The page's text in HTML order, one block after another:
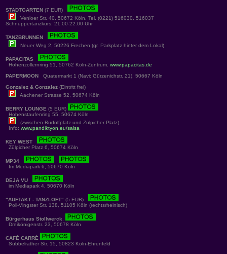
STADTGARTEN (7 EUR)
Venloer Str. 40, 50672 Köln, Tel. (0221) 516030, 516037
Schnuppertanzkurs: 21.00-22.00 Uhr
TANZBRUNNEN
Neuer Weg 2, 50226 Frechen (gr. Parkplatz hinter dem Lokal)
PAPACITAS
Hohenzollernring 51, 50762 Köln-Zentrum. www.papacitas.de
PAPERMOON Quatermarkt 1 (Navi: Gürzenichstr. 21), 50667 Köln
Gonzalez & Gonzalez (Eintritt frei)
Aachener Strasse 52, 50674 Köln
BERRY LOUNGE (5 EUR)
Hohenstaufenring 55, 50674 Köln
(zwischen Rudolfplatz und Zülpicher Platz)
Info: www.pandiktyon.eu/salsa
KEY WEST
Zülpicher Platz 6, 50674 Köln
MP34
Im Mediapark 6, 50670 Köln
DEJA VU
im Mediapark 4, 50670 Köln
"AUFTAKT - TANZLOFT" (5 EUR)
Poll-Vingster Str. 138, 51105 Köln (rechtsrheinisch)
Bürgerhaus Stollwerck,
Dreikönigenstr. 23, 50678 Köln
CAFÉ CARRÉ
Subbelrather Str. 15, 50823 Köln-Ehrenfeld